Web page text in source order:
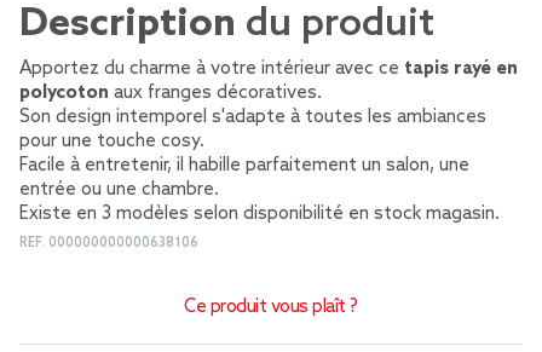
Description du produit
Apportez du charme à votre intérieur avec ce tapis rayé en
polycoton aux franges décoratives.
Son design intemporel s'adapte à toutes les ambiances
pour une touche cosy.
Facile à entretenir, il habille parfaitement un salon, une
entrée ou une chambre.
Existe en 3 modèles selon disponibilité en stock magasin.
REF. 000000000000638106
Ce produit vous plaît ?